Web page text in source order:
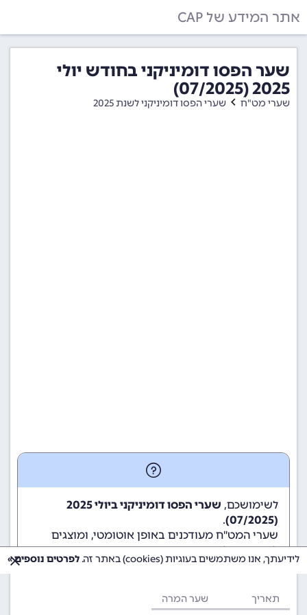
אתר המידע של CAP
שער הפסו דומיניקני בחודש יולי
2025 (07/2025)
שערי מט"ח שערי הפסו דומיניקני לשנת 2025
לשימושכם,
שערי הפסו דומיניקני ביולי 2025
(07/2025)
.
שערי המט"ח מעודכנים באופן אוטומטי, ומוצגים
לשימוש גולשי ומשתמשי האתר.
תאריך שער המרה
לידיעתך, אנו משתמשים בעוגיות (cookies) באתר זה. לפרטים נוספים »